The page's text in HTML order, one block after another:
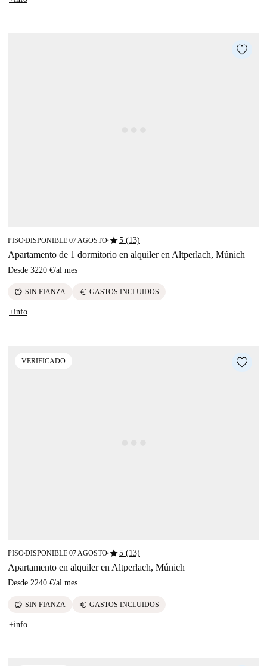
PISO■DISPONIBLE 07 AGOSTO■star5 (13)
Apartamento de 1 dormitorio en alquiler en Altperlach, Múnich
Desde 3220 €/al mes
savings SIN FIANZA euro GASTOS INCLUIDOS
+info
VERIFICADO
PISO■DISPONIBLE 07 AGOSTO■star5 (13)
Apartamento en alquiler en Altperlach, Múnich
Desde 2240 €/al mes
savings SIN FIANZA euro GASTOS INCLUIDOS
+info